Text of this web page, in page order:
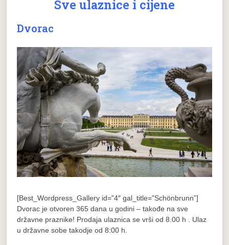
Sve ulaznice i cijene
Dvorac
[Best_Wordpress_Gallery id=”4″ gal_title=”Schönbrunn”]
Dvorac je otvoren 365 dana u godini – takođe na sve
državne praznike! Prodaja ulaznica se vrši od 8.00 h . Ulaz
u državne sobe takodje od 8:00 h.